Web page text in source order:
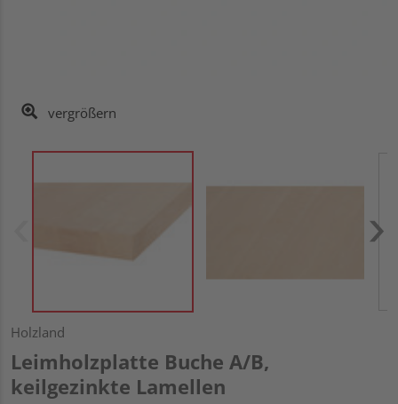
vergrößern
Holzland
Leimholzplatte Buche A/B,
keilgezinkte Lamellen